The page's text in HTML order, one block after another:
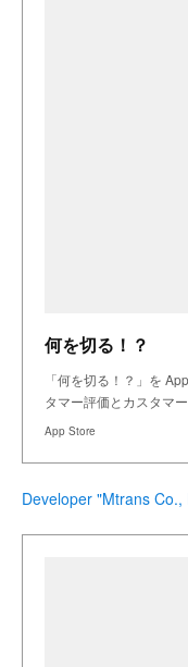
何を切る！？
「何を切る！？」を
タマー評価とカスタマ
App Store
Developer "Mtrans